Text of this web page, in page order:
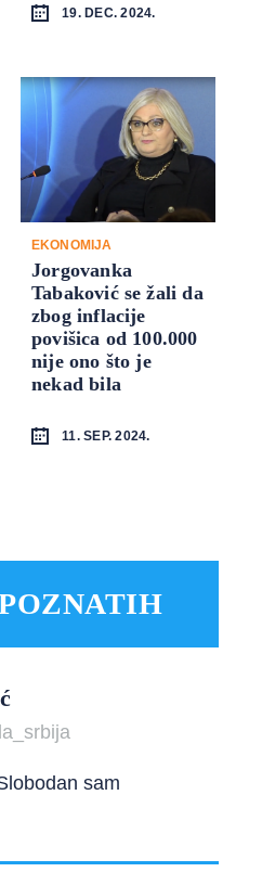
19. DEC. 2024.
EKONOMIJA
Jorgovanka
Tabaković se žali da
zbog inflacije
povišica od 100.000
nije ono što je
nekad bila
11. SEP. 2024.
sam